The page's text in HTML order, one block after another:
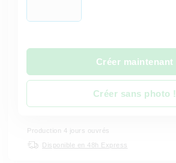
Créer maintenant
Créer sans photo !
Production 4 jours ouvrés
Disponible en 48h Express